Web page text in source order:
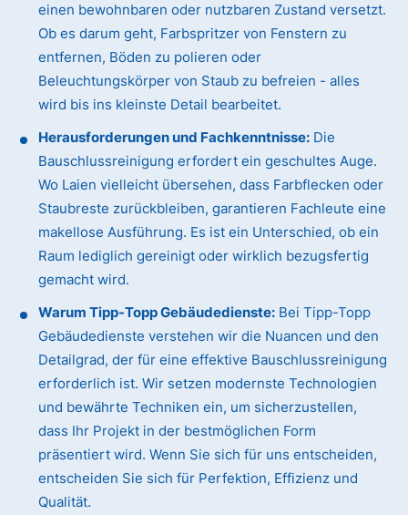
einen bewohnbaren oder nutzbaren Zustand versetzt.
Ob es darum geht, Farbspritzer von Fenstern zu
entfernen, Böden zu polieren oder
Beleuchtungskörper von Staub zu befreien - alles
wird bis ins kleinste Detail bearbeitet.
Herausforderungen und Fachkenntnisse: Die
Bauschlussreinigung erfordert ein geschultes Auge.
Wo Laien vielleicht übersehen, dass Farbflecken oder
Staubreste zurückbleiben, garantieren Fachleute eine
makellose Ausführung. Es ist ein Unterschied, ob ein
Raum lediglich gereinigt oder wirklich bezugsfertig
gemacht wird.
Warum Tipp-Topp Gebäudedienste: Bei Tipp-Topp
Gebäudedienste verstehen wir die Nuancen und den
Detailgrad, der für eine effektive Bauschlussreinigung
erforderlich ist. Wir setzen modernste Technologien
und bewährte Techniken ein, um sicherzustellen,
dass Ihr Projekt in der bestmöglichen Form
präsentiert wird. Wenn Sie sich für uns entscheiden,
entscheiden Sie sich für Perfektion, Effizienz und
Qualität.